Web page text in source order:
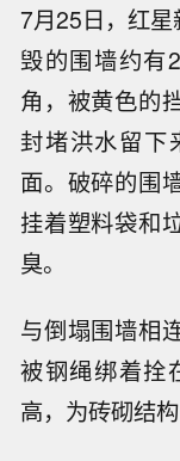
7月25日，红
毁的围墙约有
角，被黄色的
封堵洪水留下
面。破碎的围
挂着塑料袋和
臭。
与倒塌围墙相
被钢绳绑着拴
高，为砖砌结